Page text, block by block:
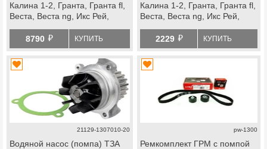
Калина 1-2, Гранта, Гранта fl,
Веста, Веста ng, Икс Рей,
2114 Супер Авто, datsun
8790 й КУПИТЬ
Калина 1-2, Гранта, Гранта fl,
Веста, Веста ng, Икс Рей,
2114 Супер Авто, datsun
2229 й КУПИТЬ
21129-1307010-20
Водяной насос (помпа) ТЗА
pw-1300
Ремкомплект ГРМ с помпой